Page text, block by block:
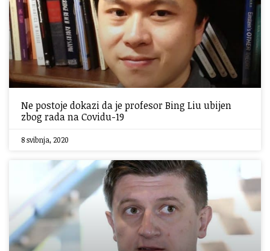
Ne postoje dokazi da je profesor Bing Liu ubijen
zbog rada na Covidu-19
8 svibnja, 2020